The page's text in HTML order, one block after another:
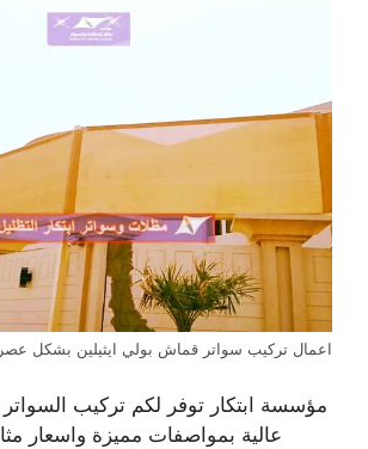
اعمال تركيب سواتر قماش بولي ايثيلين بشكل
مؤسسة ابتكار توفر لكم تركيب السواتر
عالية بمواصفات مميزة واسعار